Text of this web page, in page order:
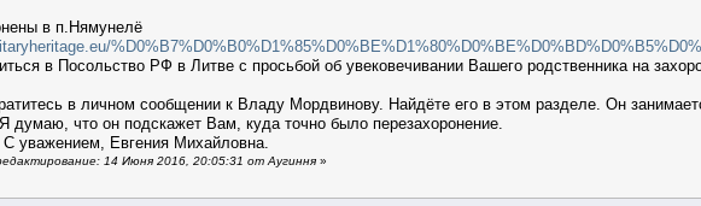
в п.Нямунелё
в Посольство РФ в Литве с просьбой об увековечивании Вашего родственника на
в личном сообщении к Владу Мордвинову. Найдёте его в этом разделе. Он
думаю, что он подскажет Вам, куда точно было перезахоронение.
уважением, Евгения Михайловна.
14 Июня 2016, 20:05:31 от Аугиння »